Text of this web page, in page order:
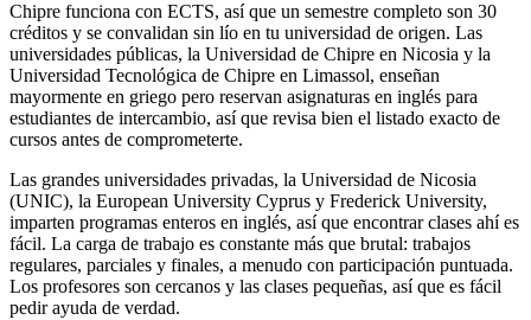
Chipre funciona con ECTS, así que un semestre completo son 30
créditos y se convalidan sin lío en tu universidad de origen. Las
universidades públicas, la Universidad de Chipre en Nicosia y la
Universidad Tecnológica de Chipre en Limassol, enseñan
mayormente en griego pero reservan asignaturas en inglés para
estudiantes de intercambio, así que revisa bien el listado exacto de
cursos antes de comprometerte.
Las grandes universidades privadas, la Universidad de Nicosia
(UNIC), la European University Cyprus y Frederick University,
imparten programas enteros en inglés, así que encontrar clases ahí es
fácil. La carga de trabajo es constante más que brutal: trabajos
regulares, parciales y finales, a menudo con participación puntuada.
Los profesores son cercanos y las clases pequeñas, así que es fácil
pedir ayuda de verdad.